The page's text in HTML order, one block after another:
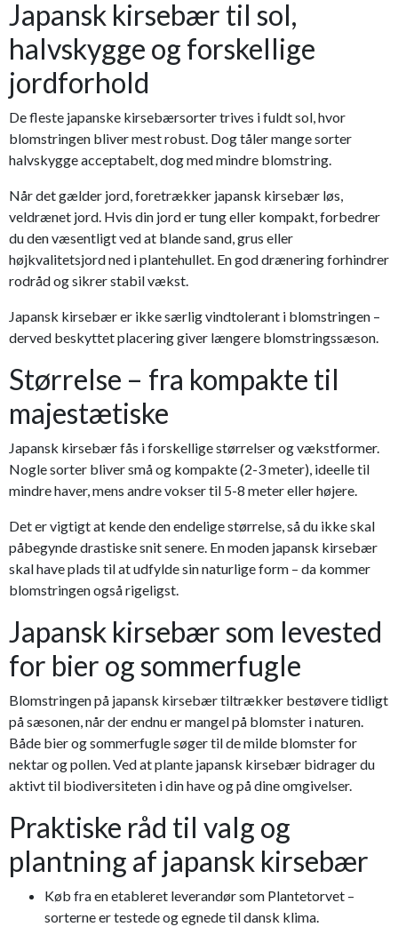
Japansk kirsebær til sol,
halvskygge og forskellige
jordforhold
De fleste japanske kirsebærsorter trives i fuldt sol, hvor
blomstringen bliver mest robust. Dog tåler mange sorter
halvskygge acceptabelt, dog med mindre blomstring.
Når det gælder jord, foretrækker japansk kirsebær løs,
veldrænet jord. Hvis din jord er tung eller kompakt, forbedrer
du den væsentligt ved at blande sand, grus eller
højkvalitetsjord ned i plantehullet. En god drænering forhindrer
rodråd og sikrer stabil vækst.
Japansk kirsebær er ikke særlig vindtolerant i blomstringen –
derved beskyttet placering giver længere blomstringssæson.
Størrelse – fra kompakte til
majestætiske
Japansk kirsebær fås i forskellige størrelser og vækstformer.
Nogle sorter bliver små og kompakte (2-3 meter), ideelle til
mindre haver, mens andre vokser til 5-8 meter eller højere.
Det er vigtigt at kende den endelige størrelse, så du ikke skal
påbegynde drastiske snit senere. En moden japansk kirsebær
skal have plads til at udfylde sin naturlige form – da kommer
blomstringen også rigeligst.
Japansk kirsebær som levested
for bier og sommerfugle
Blomstringen på japansk kirsebær tiltrækker bestøvere tidligt
på sæsonen, når der endnu er mangel på blomster i naturen.
Både bier og sommerfugle søger til de milde blomster for
nektar og pollen. Ved at plante japansk kirsebær bidrager du
aktivt til biodiversiteten i din have og på dine omgivelser.
Praktiske råd til valg og
plantning af japansk kirsebær
Køb fra en etableret leverandør som Plantetorvet –
sorterne er testede og egnede til dansk klima.